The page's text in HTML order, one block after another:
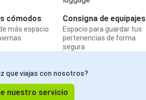
cómodos
más espacio
Consigna de equipajes
Espacio para guardar tus
pertenencias de forma
segura
que viajas con nosotros?
nuestro servicio